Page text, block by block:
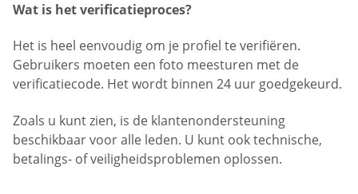
Wat is het verificatieproces?
Het is heel eenvoudig om je profiel te verifiëren.
Gebruikers moeten een foto meesturen met de
verificatiecode. Het wordt binnen 24 uur goedgekeurd.
Zoals u kunt zien, is de klantenondersteuning
beschikbaar voor alle leden. U kunt ook technische,
betalings- of veiligheidsproblemen oplossen.